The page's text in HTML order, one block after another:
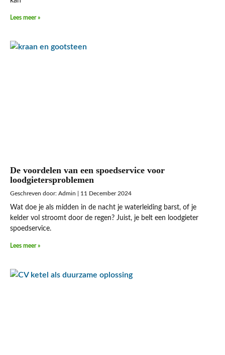
Lees meer »
De voordelen van een spoedservice voor
loodgietersproblemen
Admin 11 December 2024
Wat doe je als midden in de nacht je waterleiding barst, of je
kelder vol stroomt door de regen? Juist, je belt een loodgieter
spoedservice.
Lees meer »